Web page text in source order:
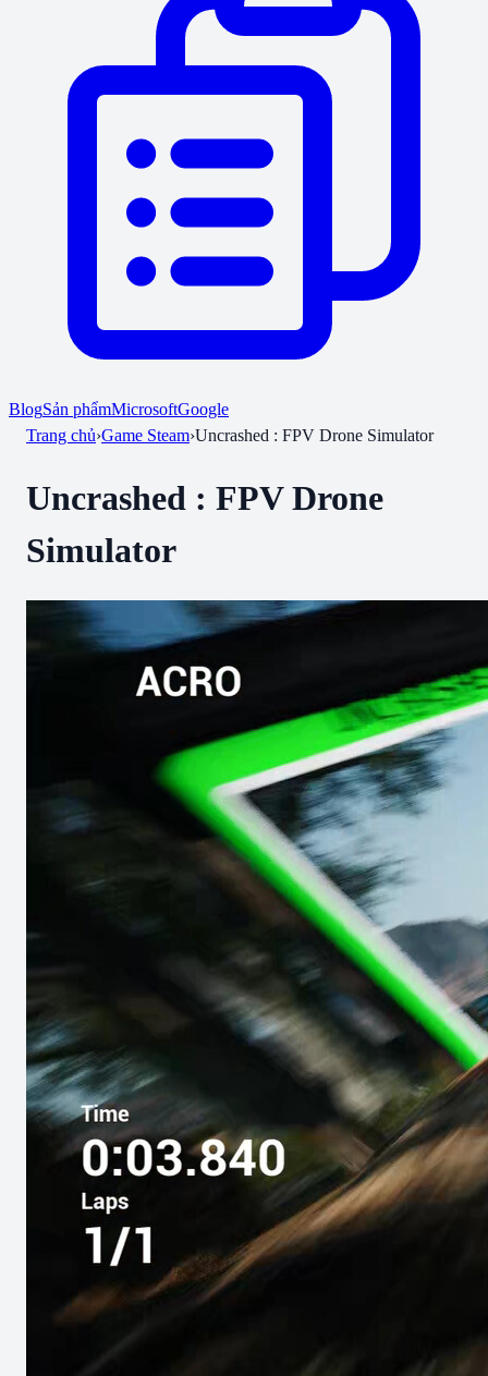
BlogSản phẩmMicrosoftGoogle
Trang chủ›Game Steam›Uncrashed : FPV Drone Simulator
Uncrashed : FPV Drone
Simulator